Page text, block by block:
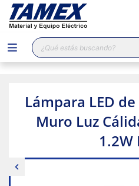
Búsqueda
de
productos
Lámpara LED
Muro Luz
1.2W